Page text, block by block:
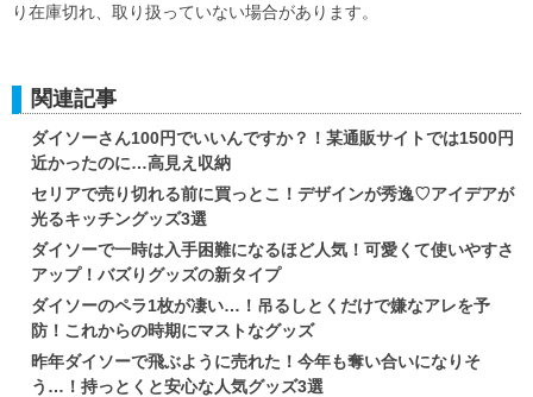
り在庫切れ、取り扱っていない場合があります。
関連記事
ダイソーさん100円でいいんですか？！某通販サイトでは1500円
近かったのに…高見え収納
セリアで売り切れる前に買っとこ！デザインが秀逸♡アイデアが
光るキッチングッズ3選
ダイソーで一時は入手困難になるほど人気！可愛くて使いやすさ
アップ！バズりグッズの新タイプ
ダイソーのペラ1枚が凄い…！吊るしとくだけで嫌なアレを予
防！これからの時期にマストなグッズ
昨年ダイソーで飛ぶように売れた！今年も奪い合いになりそ
う…！持っとくと安心な人気グッズ3選